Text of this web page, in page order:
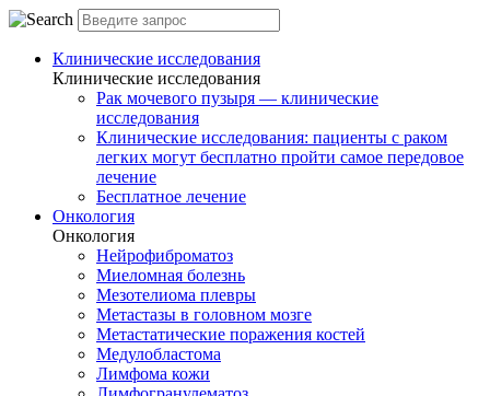
Клинические исследования
Клинические исследования
Рак мочевого пузыря — клинические
исследования
Клинические исследования: пациенты с раком
легких могут бесплатно пройти самое передовое
лечение
Бесплатное лечение
Онкология
Онкология
Нейрофиброматоз
Миеломная болезнь
Мезотелиома плевры
Метастазы в головном мозге
Метастатические поражения костей
Медулобластома
Лимфома кожи